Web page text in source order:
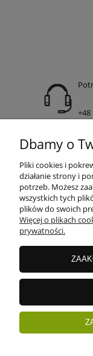
+48
ul.
Dbamy o
Pliki cookies i
działanie strony i
potrzeb. Możesz
wszystkich tych
plików do swoich
Więcej o plikach
prywatności.